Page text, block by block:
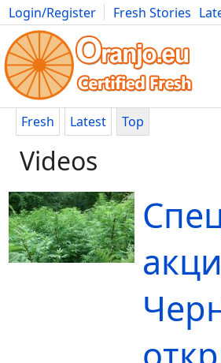
Login/Register Fresh Stories
Movies Anime Music Art Cars
Fresh Latest Top
Videos